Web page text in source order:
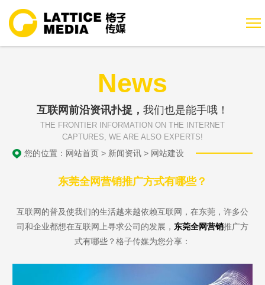
News
互联网前沿资讯扑捉， 我们也是能手哦！
THE FRONTIER INFORMATION ON THE INTERNET
CAPTURES, WE ARE ALSO EXPERTS!
您的位置： 网站首页 > 新闻资讯 > 网站建设
东莞全网营销推广方式有哪些？
互联网的普及使我们的生活越来越依赖互联网，在东莞，许多公
司和企业都想在互联网上寻求公司的发展， 东莞全网营销推广方
式有哪些？格子传媒为您分享：